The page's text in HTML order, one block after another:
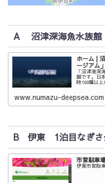
A 沼津深海魚水族館
ホーム |
ージアム」
「沼津港深
館です。日
時100種以
www.numazu-deepsea.com
B 伊東 1泊目なぎさ
市営駐車
伊東市営駐